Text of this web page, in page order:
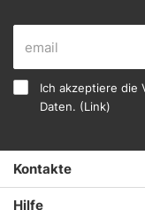
Ich akzeptiere die
Daten. (Link)
Kontakte
Hilfe